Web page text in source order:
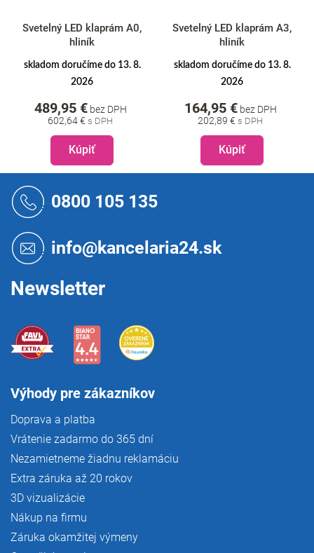
Svetelný LED klaprám A0,
hliník
skladom doručíme do 13. 8.
2026
602,64 €
489,95 €bez DPH
Kúpiť
Svetelný LED klaprám A3,
hliník
skladom doručíme do 13. 8.
2026
202,89 €
164,95 €bez DPH
Kúpiť
0800 105 135
info@kancelaria24.sk
Newsletter
Výhody pre zákazníkov
Doprava a platba
Vrátenie zadarmo do 365 dní
Nezamietneme žiadnu reklamáciu
Extra záruka až 20 rokov
3D vizualizácie
Nákup na firmu
Záruka okamžitej výmeny